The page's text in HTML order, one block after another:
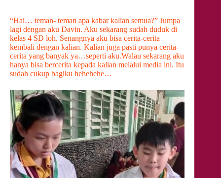
“Hai… teman- teman apa kabar kalian semua?” Jumpa
lagi dengan aku Davin. Aku sekarang sudah duduk di
kelas 4 SD loh. Senangnya aku bisa cerita-cerita
kembali dengan kalian. Kalian juga pasti punya cerita-
cerita yang banyak ya…seperti aku.Walau sekarang aku
hanya bisa bercerita kepada kalian melalui media ini. Itu
sudah cukup bagiku hehehehe…